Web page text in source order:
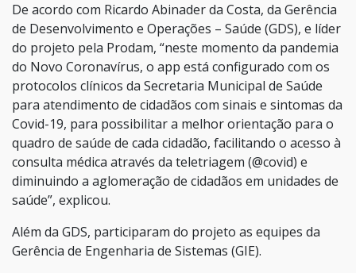
De acordo com Ricardo Abinader da Costa, da Gerência
de Desenvolvimento e Operações – Saúde (GDS), e líder
do projeto pela Prodam, “neste momento da pandemia
do Novo Coronavírus, o app está configurado com os
protocolos clínicos da Secretaria Municipal de Saúde
para atendimento de cidadãos com sinais e sintomas da
Covid-19, para possibilitar a melhor orientação para o
quadro de saúde de cada cidadão, facilitando o acesso à
consulta médica através da teletriagem (@covid) e
diminuindo a aglomeração de cidadãos em unidades de
saúde”, explicou.
Além da GDS, participaram do projeto as equipes da
Gerência de Engenharia de Sistemas (GIE).